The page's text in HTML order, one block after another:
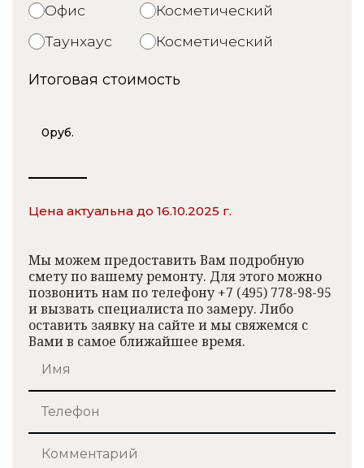
Офис
Таунхаус
Косметический
Косметический
Итоговая стоимость
0руб.
Цена актуальна до 16.10.2025 г.
Мы можем предоставить Вам подробную
смету по вашему ремонту. Для этого можно
позвонить нам по телефону +7 (495) 778-98-95
и вызвать специалиста по замеру. Либо
оставить заявку на сайте и мы свяжемся с
Вами в самое ближайшее время.